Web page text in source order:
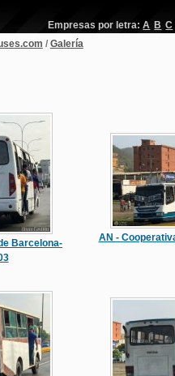
/ Galería
Empresas por letra: A B C
Barcelona-
AN -